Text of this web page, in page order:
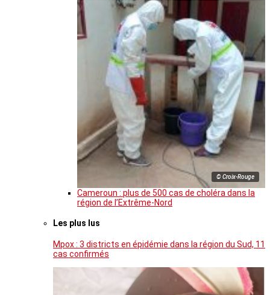
© Croix-Rouge
Cameroun : plus de 500 cas de choléra dans la
région de l’Extrême-Nord
Les plus lus
Mpox : 3 districts en épidémie dans la région du Sud, 11
cas confirmés